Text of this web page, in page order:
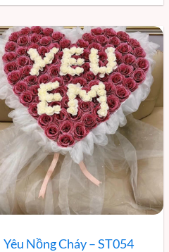
Yêu Nồng Cháy – ST054